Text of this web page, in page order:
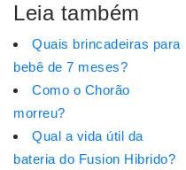
Leia também
Quais brincadeiras para
bebê de 7 meses?
Como o Chorão
morreu?
Qual a vida útil da
bateria do Fusion Hibrido?